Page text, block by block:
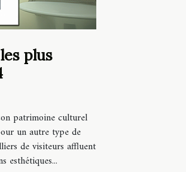
plus
patrimoine culturel
un autre type de
de visiteurs affluent
esthétiques...